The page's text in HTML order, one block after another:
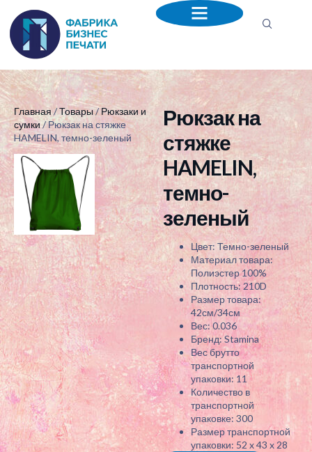
Главная/Товары/Рюкзаки и
сумки/ Рюкзак на стяжке
HAMELIN, темно-зеленый
Рюкзак на
стяжке
HAMELIN,
темно-
зеленый
Цвет: Темно-зеленый
Материал товара:
Полиэстер 100%
Плотность: 210D
Размер товара:
42см/34см
Вес: 0.036
Бренд: Stamina
Вес брутто
транспортной
упаковки: 11
Количество в
транспортной
упаковке: 300
Размер транспортной
упаковки: 52 x 43 x 28